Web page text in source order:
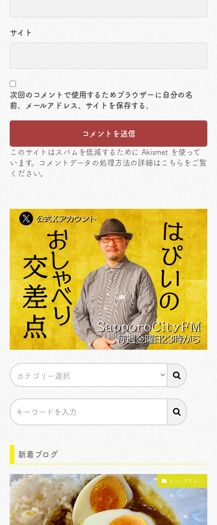
サイト
次回のコメントで使用するためブラウザーに自分の名
前、メールアドレス、サイトを保存する。
このサイトはスパムを低減するために Akismet を使って
います。
コメントデータの処理方法の詳細はこちらをご覧
ください。
新着ブログ
カレーですよ。